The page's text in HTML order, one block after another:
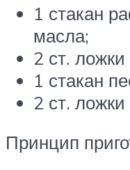
1 стакан
масла;
2 ст.
1 стакан
2 ст.
Принцип